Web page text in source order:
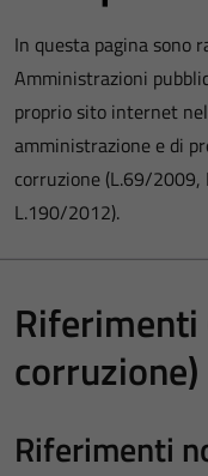
In questa pagina sono
Amministrazioni
proprio sito internet
amministrazione e di
corruzione (L.69/
L.190/2012).
Riferimenti
corruzione)
Riferimenti